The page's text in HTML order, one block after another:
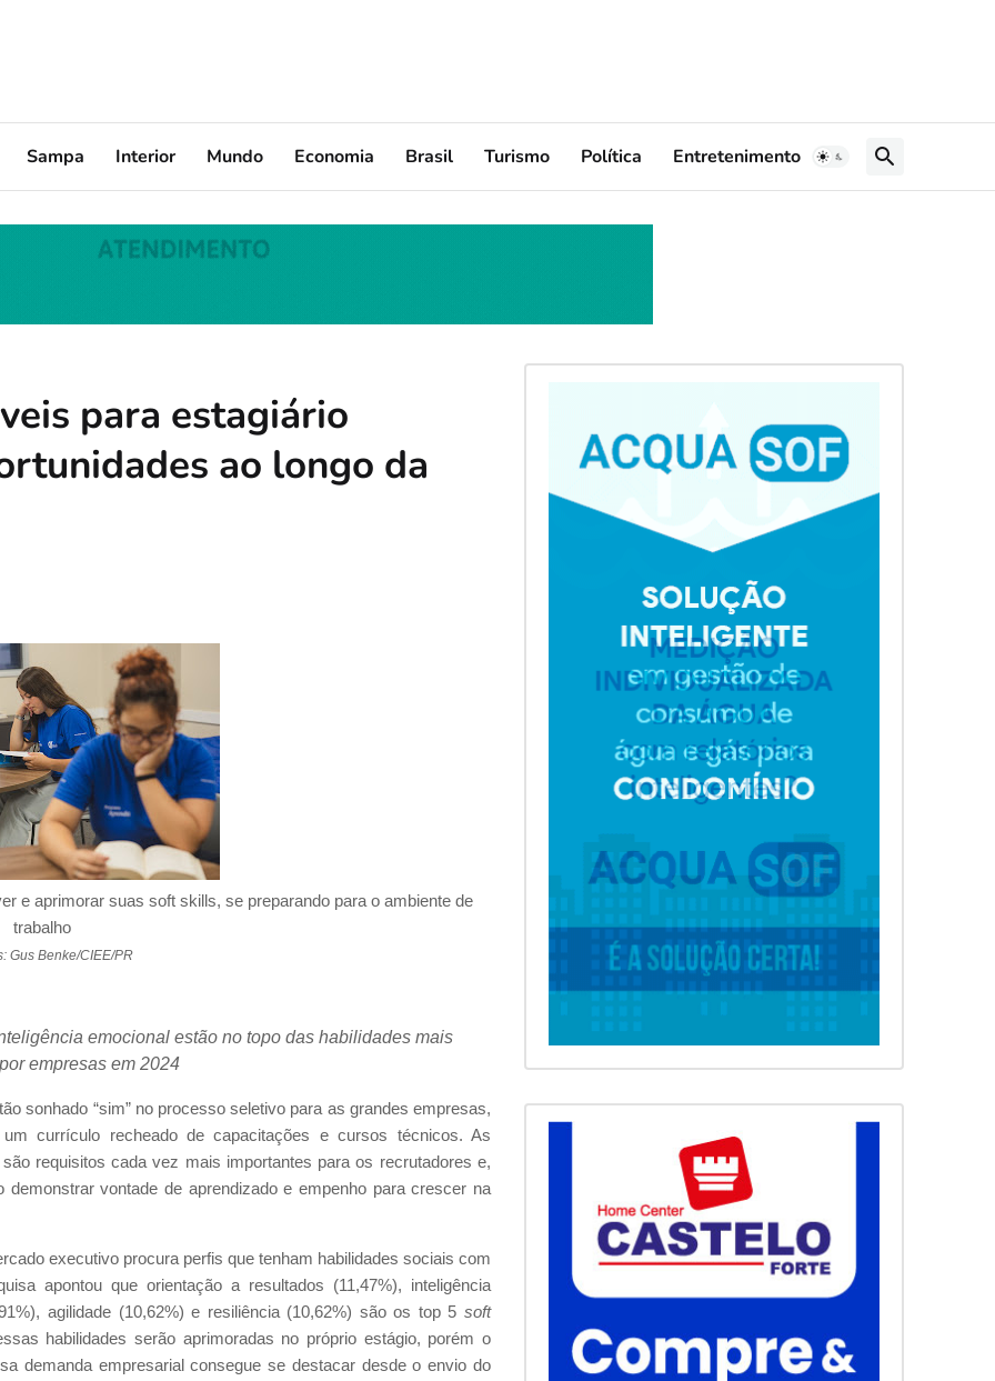
Sampa Interior Mundo Economia Brasil Turismo Política Entretenimento
para estagiário
ao longo da
e aprimorar suas soft skills, se preparando para o ambiente de
trabalho
Gus Benke/CIEE/PR
emocional estão no topo das habilidades mais
empresas em 2024
sonhado “sim” no processo seletivo para as grandes empresas,
currículo recheado de capacitações e cursos técnicos. As
requisitos cada vez mais importantes para os recrutadores e,
vontade de aprendizado e empenho para crescer na
executivo procura perfis que tenham habilidades sociais com
apontou que orientação a resultados (11,47%), inteligência
agilidade (10,62%) e resiliência (10,62%) são os top 5 soft
habilidades serão aprimoradas no próprio estágio, porém o
demanda empresarial consegue se destacar desde o envio do